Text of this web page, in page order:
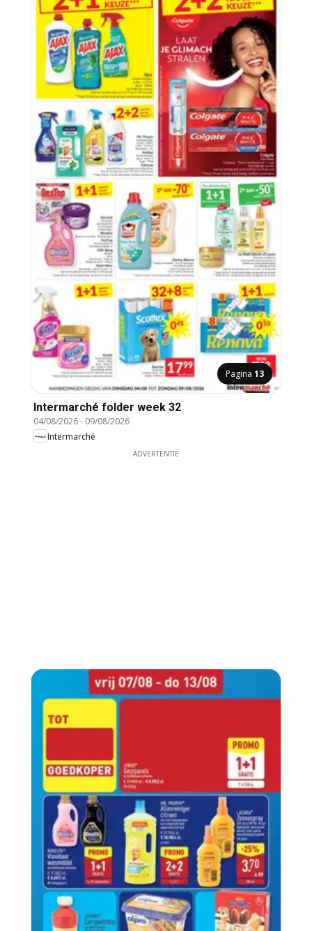
Pagina 13
Intermarché folder week 32
04/08/2026- 09/08/2026
Intermarché
ADVERTENTIE